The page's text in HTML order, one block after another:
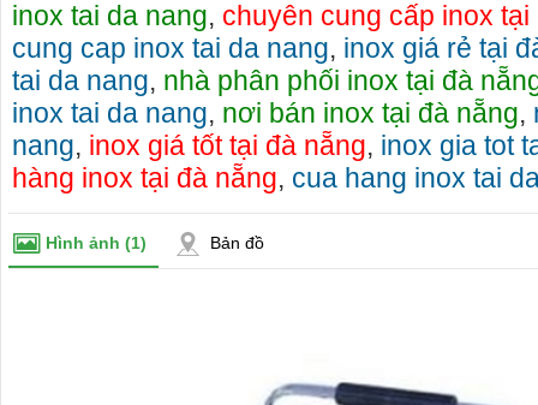
inox tai da nang, chuyên cung cấp inox tại
cung cap inox tai da nang, inox giá rẻ tại
tai da nang, nhà phân phối inox tại đà
inox tai da nang, nơi bán inox tại đà nẵng,
nang, inox giá tốt tại đà nẵng, inox gia tot
hàng inox tại đà nẵng, cua hang inox tai
Hình ảnh (1) Bản đồ
cho thue
phú yên
thuê xe
thuê xe
cho
đà nẵng,
Cho thuê nhà nguyên căn Phú Yên, chuyên cho
thuê nhà nguyên căn tại Phú Yên
Chúng tôi hiên đang cho thuê nhà nguyên căn
tại Tuy Hòa - Phú Yên.